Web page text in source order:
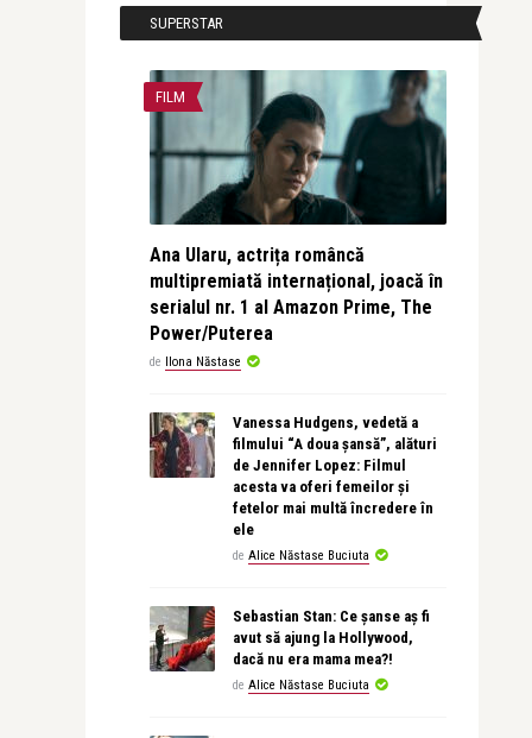
SUPERSTAR
FILM
Ana Ularu, actrița româncă
multipremiată internațional, joacă în
serialul nr. 1 al Amazon Prime, The
Power/Puterea
de Ilona Năstase
Vanessa Hudgens, vedetă a
filmului “A doua șansă”, alături
de Jennifer Lopez: Filmul
acesta va oferi femeilor și
fetelor mai multă încredere în
ele
de Alice Năstase Buciuta
Sebastian Stan: Ce șanse aș fi
avut să ajung la Hollywood,
dacă nu era mama mea?!
de Alice Năstase Buciuta